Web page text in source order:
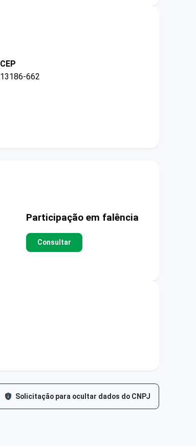
CEP
13186-662
Participação em falência
Consultar
Solicitação para ocultar dados do CNPJ